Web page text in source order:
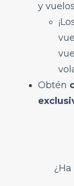
¿Cómo
Mi hijo
Den?
Mi Cuenta
carrera en
y
Obtén